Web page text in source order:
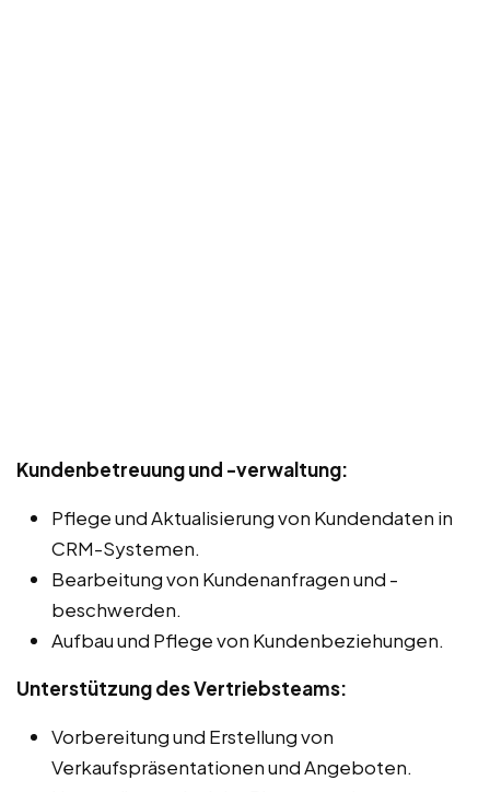
Kundenbetreuung und -verwaltung:
Pflege und Aktualisierung von Kundendaten in
CRM-Systemen.
Bearbeitung von Kundenanfragen und -
beschwerden.
Aufbau und Pflege von Kundenbeziehungen.
Unterstützung des Vertriebsteams:
Vorbereitung und Erstellung von
Verkaufspräsentationen und Angeboten.